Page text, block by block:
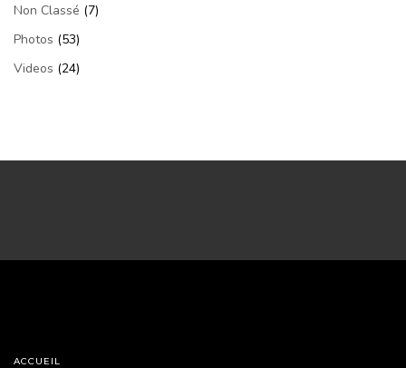
Non Classé (7)
Photos (53)
Videos (24)
ACCUEIL